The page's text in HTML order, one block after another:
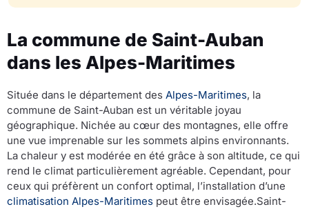
La commune de Saint-Auban
dans les Alpes-Maritimes
Située dans le département des Alpes-Maritimes, la
commune de Saint-Auban est un véritable joyau
géographique. Nichée au cœur des montagnes, elle offre
une vue imprenable sur les sommets alpins environnants.
La chaleur y est modérée en été grâce à son altitude, ce qui
rend le climat particulièrement agréable. Cependant, pour
ceux qui préfèrent un confort optimal, l’installation d’une
climatisation Alpes-Maritimes peut être envisagée.Saint-